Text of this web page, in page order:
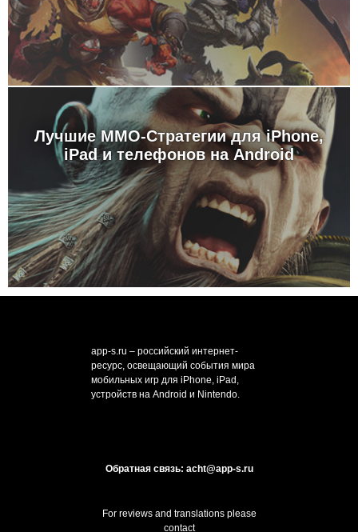
Лучшие MMO-Стратегии для iPhone,
iPad и телефонов на Android
app-s.ru – российский интернет-
ресурс, освещающий события мира
мобильных игр для iPhone, iPad,
устройств на Android и Nintendo.
Обратная связь: acht@app-s.ru
For reviews and translations please
contact